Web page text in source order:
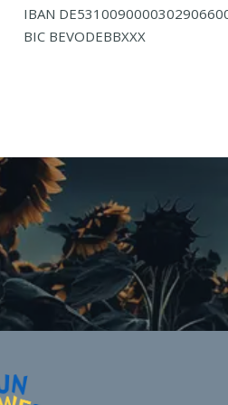
IBAN
BIC BEVODEBBXXX